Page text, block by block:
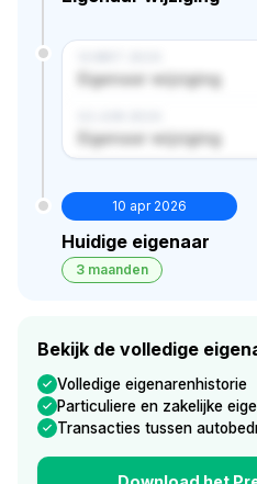
Eigenaar wijziging
Eigenaar wijziging
10 apr 2026
Huidige eigenaar
3 maanden
Bekijk de volledige
Volledige eigenarenhistorie
Particuliere en zakelijke
Transacties tussen